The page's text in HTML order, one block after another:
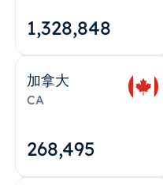
1,328,848
加拿大
CA
268,495